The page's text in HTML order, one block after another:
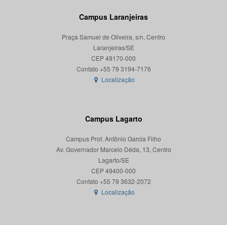
Campus Laranjeiras
Praça Samuel de Oliveira, s/n, Centro
Laranjeiras/SE
CEP 49170-000
Localização
Campus Lagarto
Campus Prof. Antônio Garcia Filho
Av. Governador Marcelo Déda, 13, Centro
Lagarto/SE
CEP 49400-000
Localização